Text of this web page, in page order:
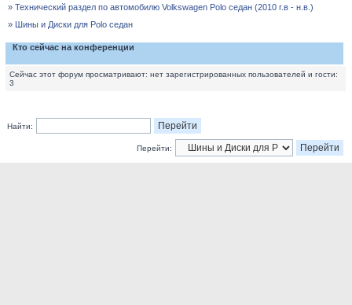
» Технический раздел по автомобилю Volkswagen Polo седан (2010 г.в - н.в.)
» Шины и Диски для Polo седан
Кто сейчас на конференции
Сейчас этот форум просматривают: нет зарегистрированных пользователей и гости:
3
Найти:
Перейти: